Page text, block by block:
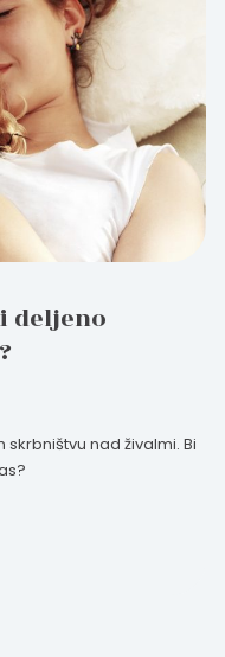
deljeno
nad živalmi. Bi